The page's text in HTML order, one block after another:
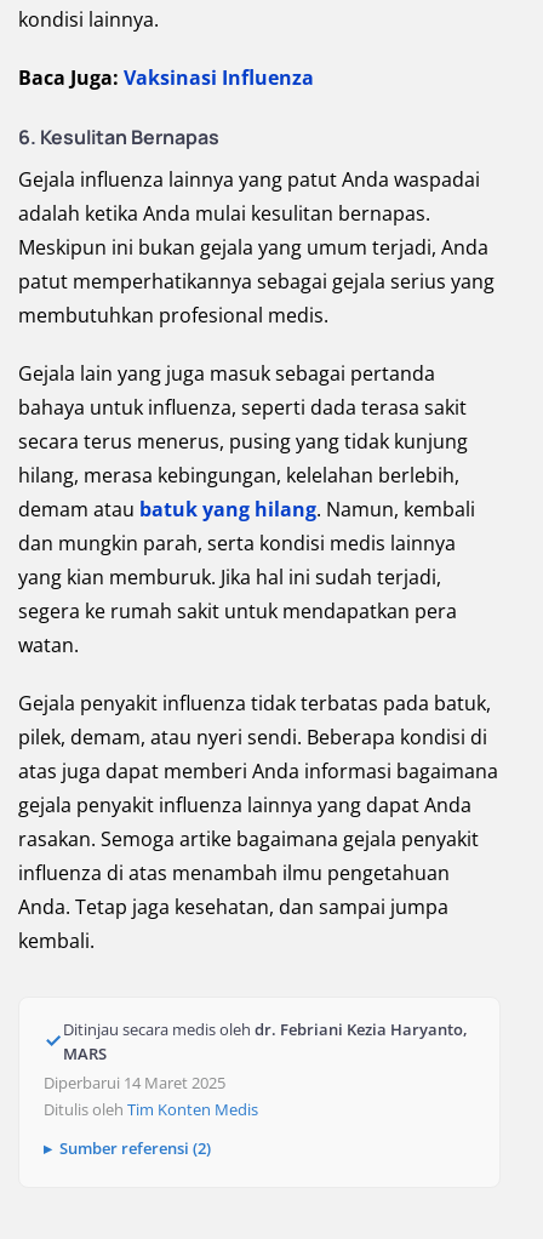
kondisi lainnya.
Baca Juga: Vaksinasi Influenza
6. Kesulitan Bernapas
Gejala influenza lainnya yang patut Anda waspadai
adalah ketika Anda mulai kesulitan bernapas.
Meskipun ini bukan gejala yang umum terjadi, Anda
patut memperhatikannya sebagai gejala serius yang
membutuhkan profesional medis.
Gejala lain yang juga masuk sebagai pertanda
bahaya untuk influenza, seperti dada terasa sakit
secara terus menerus, pusing yang tidak kunjung
hilang, merasa kebingungan, kelelahan berlebih,
demam atau batuk yang hilang. Namun, kembali
dan mungkin parah, serta kondisi medis lainnya
yang kian memburuk. Jika hal ini sudah terjadi,
segera ke rumah sakit untuk mendapatkan pera
watan.
Gejala penyakit influenza tidak terbatas pada batuk,
pilek, demam, atau nyeri sendi. Beberapa kondisi di
atas juga dapat memberi Anda informasi bagaimana
gejala penyakit influenza lainnya yang dapat Anda
rasakan. Semoga artike bagaimana gejala penyakit
influenza di atas menambah ilmu pengetahuan
Anda. Tetap jaga kesehatan, dan sampai jumpa
kembali.
Ditinjau secara medis oleh dr. Febriani Kezia Haryanto,
MARS
Diperbarui 14 Maret 2025
Ditulis oleh Tim Konten Medis
Sumber referensi (2)